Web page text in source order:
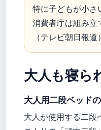
特に子どもが小さ
消費者庁は組み立
（テレビ朝日報道
大人も寝ら
大人用二段ベッド
大人が使用する二